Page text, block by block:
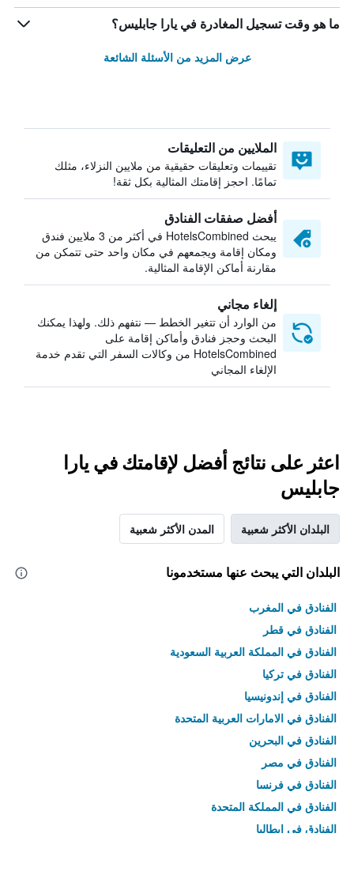
ما هو وقت تسجيل المغادرة في يارا جابليس؟
عرض المزيد من الأسئلة الشائعة
الملايين من التعليقات
تقييمات وتعليقات حقيقية من ملايين النزلاء، مثلك
تمامًا. احجز إقامتك المثالية بكل ثقة!
أفضل صفقات الفنادق
يبحث HotelsCombined في أكثر من 3 ملايين فندق
ومكان إقامة ويجمعهم في مكان واحد حتى تتمكن من
مقارنة أماكن الإقامة المثالية.
إلغاء مجاني
من الوارد أن تتغير الخطط — نتفهم ذلك. ولهذا يمكنك
البحث وحجز فنادق وأماكن إقامة على
HotelsCombined من وكالات السفر التي تقدم خدمة
الإلغاء المجاني
اعثر على نتائج أفضل لإقامتك في يارا
جابليس
البلدان الأكثر شعبية المدن الأكثر شعبية
البلدان التي يبحث عنها مستخدمونا
الفنادق في المغرب
الفنادق في قطر
الفنادق في المملكة العربية السعودية
الفنادق في تركيا
الفنادق في إندونيسيا
الفنادق في الامارات العربية المتحدة
الفنادق في البحرين
الفنادق في مصر
الفنادق في فرنسا
الفنادق في المملكة المتحدة
الفنادق في إيطاليا